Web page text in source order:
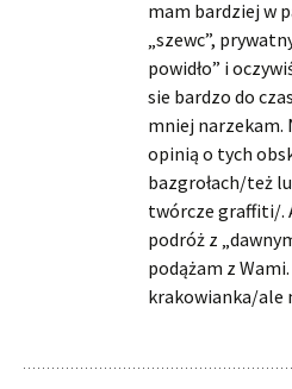
mam bardziej w
„szewc”,
powidło” i
sie bardzo do
mniej narzekam.
opinią o tych
bazgrołach/też
twórcze graffiti/.
podróż z
podążam z
krakowianka/ale